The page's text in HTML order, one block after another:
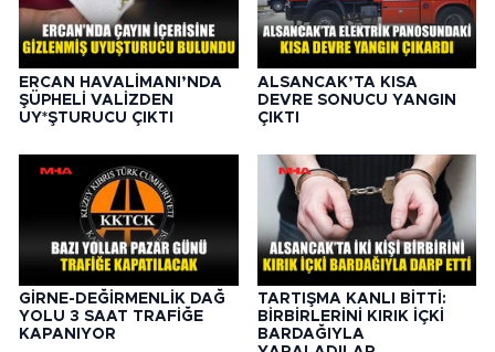
ERCAN HAVALİMANI’NDA
ŞÜPHELİ VALİZDEN
UY*ŞTURUCU ÇIKTI
ALSANCAK’TA KISA
DEVRE SONUCU YANGIN
ÇIKTI
GİRNE-DEĞİRMENLİK DAĞ
YOLU 3 SAAT TRAFİĞE
KAPANIYOR
TARTIŞMA KANLI BİTTİ:
BİRBİRLERİNİ KIRIK İÇKİ
BARDAĞIYLA